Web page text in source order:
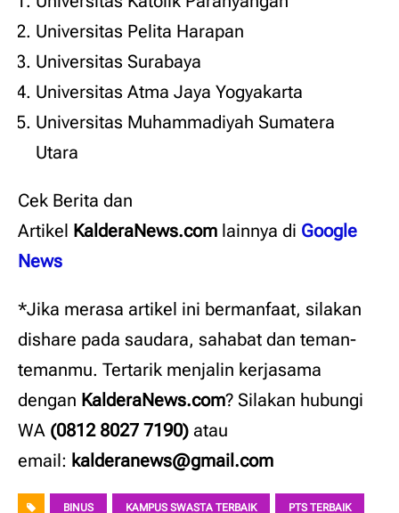
Universitas Pelita Harapan
Universitas Surabaya
Universitas Atma Jaya Yogyakarta
Universitas Muhammadiyah Sumatera
Utara
Cek Berita dan
Artikel KalderaNews.com lainnya di Google
News
*Jika merasa artikel ini bermanfaat, silakan
dishare pada saudara, sahabat dan teman-
temanmu. Tertarik menjalin kerjasama
dengan KalderaNews.com? Silakan hubungi
WA (0812 8027 7190) atau
email: kalderanews@gmail.com
BINUS KAMPUS SWASTA TERBAIK PTS TERBAIK